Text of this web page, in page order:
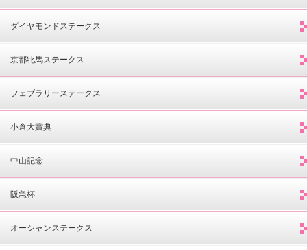
ダイヤモンドステークス
京都牝馬ステークス
フェブラリーステークス
小倉大賞典
中山記念
阪急杯
オーシャンステークス